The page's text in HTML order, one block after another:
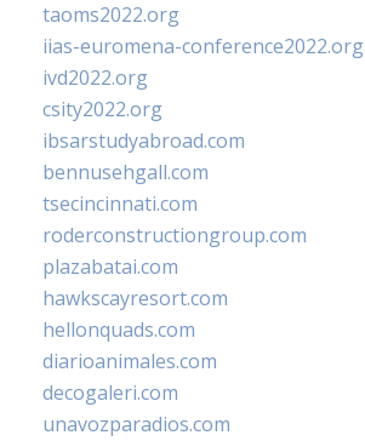
taoms2022.org
iias-euromena-conference2022.org
ivd2022.org
csity2022.org
ibsarstudyabroad.com
bennusehgall.com
tsecincinnati.com
roderconstructiongroup.com
plazabatai.com
hawkscayresort.com
hellonquads.com
diarioanimales.com
decogaleri.com
unavozparadios.com